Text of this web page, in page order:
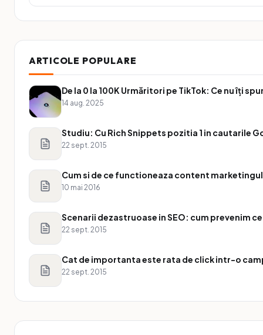
ARTICOLE POPULARE
De la 0 la 100K Urmăritori pe TikTok: Ce nu îți
14 aug. 2025
Studiu: Cu Rich Snippets pozitia 1 in cautarile
22 sept. 2015
Cum si de ce functioneaza content
10 mai 2016
Scenarii dezastruoase in SEO: cum prevenim
22 sept. 2015
Cat de importanta este rata de click intr-o
22 sept. 2015